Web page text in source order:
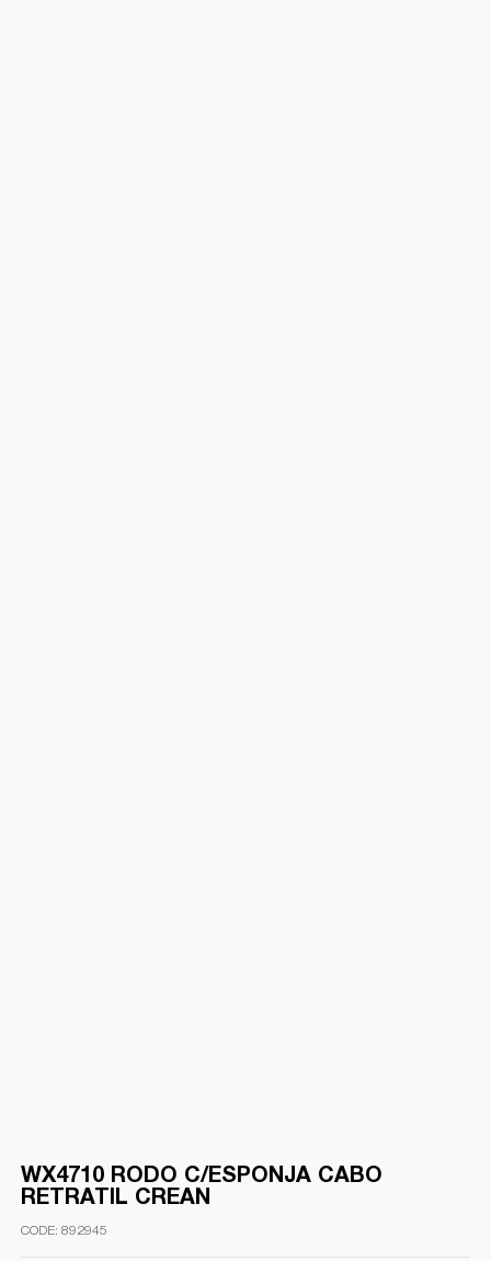
WX4710 RODO C/ESPONJA CABO
RETRATIL CREAN
892945